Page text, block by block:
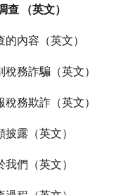
查 （英文）
的內容（英文）
稅務詐騙（英文）
稅務欺詐（英文）
披露（英文）
我們（英文）